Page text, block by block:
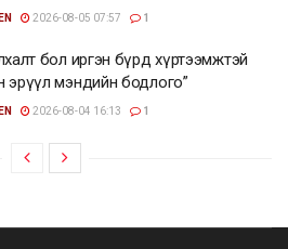
2026-08-05 07:57 1
бол иргэн бүрд хүртээмжтэй
эрүүл мэндийн бодлого”
2026-08-04 16:13 1